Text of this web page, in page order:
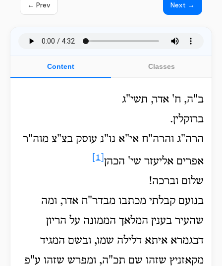
← Prev Next →
Content Classes
ב"ה, ח' אדר, תשי"ג
ברוקלין.
הרה"ג והרה"ח אי"א נו"נ עוסק בצ"צ מוה"ר
אפרים אליעזר שי' הכהן
שלום וברכה!
בנועם קבלתי מכתבו מבדר"ח אדר, ומה
שהעיר בענין המלאך הממונה על הריון
דבגמרא איתא דלילה שמו, ובשם המגיד
מקאזניץ שזהו שם תכ"ה, ומפרש שזהו ע"פ